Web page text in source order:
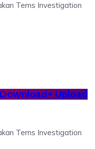
Tems Investigation
Upload
Tems Investigation